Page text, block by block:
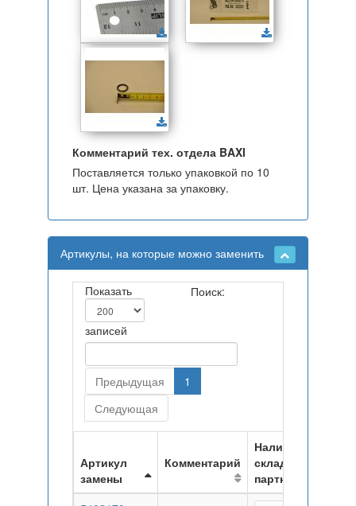
Комментарий тех. отдела BAXI
Поставляется только упаковкой по 10
шт. Цена указана за упаковку.
Артикулы, на которые можно заменить
Показать
записей
Поиск:
Предыдущая
1
Следующая
Артикул
замены
Комментарий
Наличие на
складах
партнеров